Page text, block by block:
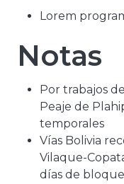
Lorem
Notas
Por trabajos
Peaje de
temporales
Vías Bolivia
Vilaque-
días de